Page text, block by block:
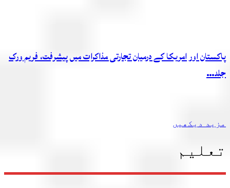
پاکستان اور امریکا کے درمیان تجارتی مذاکرات میں پیشرفت، فریم ورک
جلد…
مزید دیکھیں
تعلیم